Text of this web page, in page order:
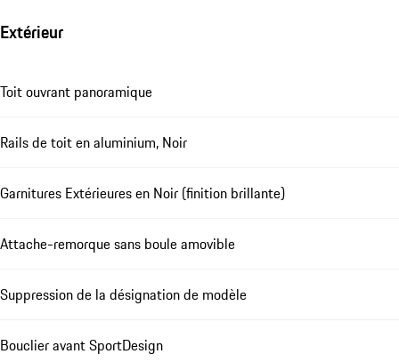
Extérieur
Toit ouvrant panoramique
Rails de toit en aluminium, Noir
Garnitures Extérieures en Noir (finition brillante)
Attache-remorque sans boule amovible
Suppression de la désignation de modèle
Bouclier avant SportDesign